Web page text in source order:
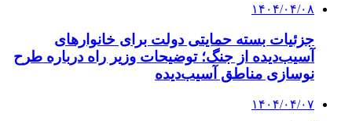
۱۴۰۴/۰۴/۰۸
جزئیات بسته حمایتی دولت برای خانوارهای
آسیب‌دیده از جنگ؛ توضیحات وزیر راه درباره طرح
نوسازی مناطق آسیب‌دیده
۱۴۰۴/۰۴/۰۷